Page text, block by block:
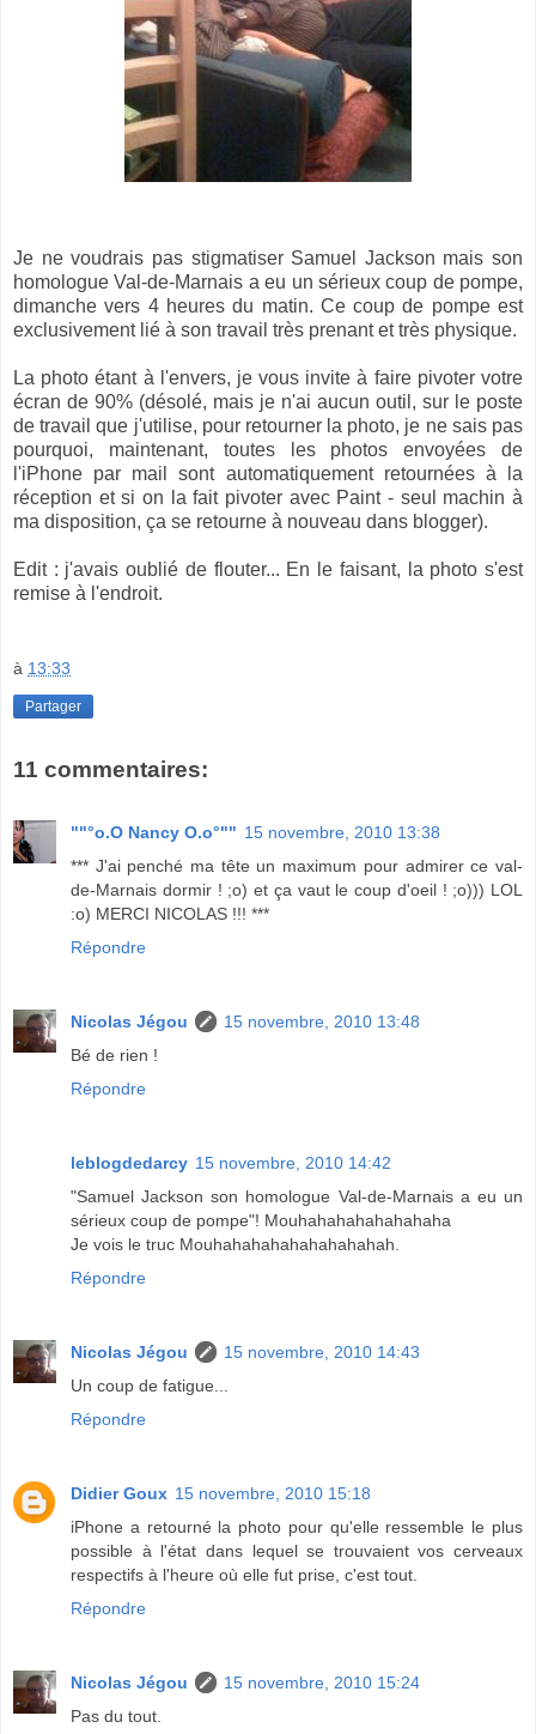
Je ne voudrais pas stigmatiser Samuel Jackson mais son
homologue Val-de-Marnais a eu un sérieux coup de pompe,
dimanche vers 4 heures du matin. Ce coup de pompe est
exclusivement lié à son travail très prenant et très physique.
La photo étant à l'envers, je vous invite à faire pivoter votre
écran de 90% (désolé, mais je n'ai aucun outil, sur le poste
de travail que j'utilise, pour retourner la photo, je ne sais pas
pourquoi, maintenant, toutes les photos envoyées de
l'iPhone par mail sont automatiquement retournées à la
réception et si on la fait pivoter avec Paint - seul machin à
ma disposition, ça se retourne à nouveau dans blogger).
Edit : j'avais oublié de flouter... En le faisant, la photo s'est
remise à l'endroit.
à 13:33
Partager
11 commentaires:
""°o.O Nancy O.o°"" 15 novembre, 2010 13:38
*** J'ai penché ma tête un maximum pour admirer ce val-
de-Marnais dormir ! ;o) et ça vaut le coup d'oeil ! ;o))) LOL
:o) MERCI NICOLAS !!! ***
Répondre
Nicolas Jégou
15 novembre, 2010 13:48
Bé de rien !
Répondre
leblogdedarcy 15 novembre, 2010 14:42
"Samuel Jackson son homologue Val-de-Marnais a eu un
sérieux coup de pompe"! Mouhahahahahahahaha
Je vois le truc Mouhahahahahahahahahah.
Répondre
Nicolas Jégou
15 novembre, 2010 14:43
Un coup de fatigue...
Répondre
Didier Goux 15 novembre, 2010 15:18
iPhone a retourné la photo pour qu'elle ressemble le plus
possible à l'état dans lequel se trouvaient vos cerveaux
respectifs à l'heure où elle fut prise, c'est tout.
Répondre
Nicolas Jégou
15 novembre, 2010 15:24
Pas du tout.